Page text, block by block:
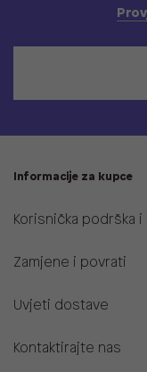
Informacije za kupce
Korisnička podrška i
Zamjene i povrati
Uvjeti dostave
Kontaktirajte nas